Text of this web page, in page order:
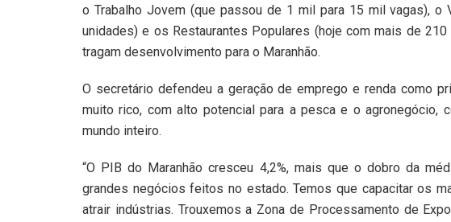
o Trabalho Jovem (que passou de 1 mil para 15 mil vagas),
unidades) e os Restaurantes Populares (hoje com mais de
tragam desenvolvimento para o Maranhão.
O secretário defendeu a geração de emprego e renda como
muito rico, com alto potencial para a pesca e o agronegócio,
mundo inteiro.
“O PIB do Maranhão cresceu 4,2%, mais que o dobro da
grandes negócios feitos no estado. Temos que capacitar os
atrair indústrias. Trouxemos a Zona de Processamento de